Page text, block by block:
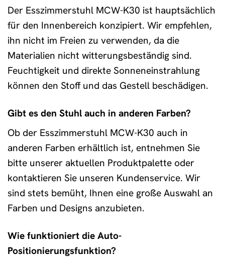
Der Esszimmerstuhl MCW-K30 ist hauptsächlich
für den Innenbereich konzipiert. Wir empfehlen,
ihn nicht im Freien zu verwenden, da die
Materialien nicht witterungsbeständig sind.
Feuchtigkeit und direkte Sonneneinstrahlung
können den Stoff und das Gestell beschädigen.
Gibt es den Stuhl auch in anderen Farben?
Ob der Esszimmerstuhl MCW-K30 auch in
anderen Farben erhältlich ist, entnehmen Sie
bitte unserer aktuellen Produktpalette oder
kontaktieren Sie unseren Kundenservice. Wir
sind stets bemüht, Ihnen eine große Auswahl an
Farben und Designs anzubieten.
Wie funktioniert die Auto-
Positionierungsfunktion?